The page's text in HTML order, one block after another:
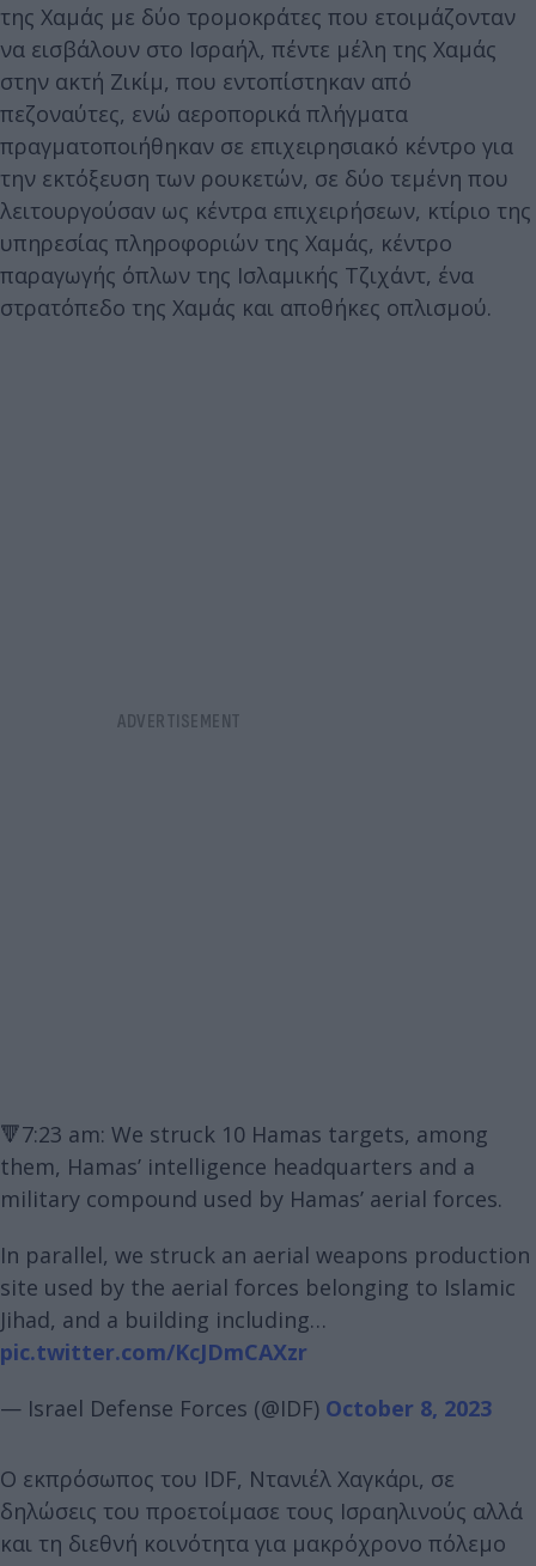
της Χαμάς με δύο τρομοκράτες που ετοιμάζονταν
να εισβάλουν στο Ισραήλ, πέντε μέλη της Χαμάς
στην ακτή Ζικίμ, που εντοπίστηκαν από
πεζοναύτες, ενώ αεροπορικά πλήγματα
πραγματοποιήθηκαν σε επιχειρησιακό κέντρο για
την εκτόξευση των ρουκετών, σε δύο τεμένη που
λειτουργούσαν ως κέντρα επιχειρήσεων, κτίριο της
υπηρεσίας πληροφοριών της Χαμάς, κέντρο
παραγωγής όπλων της Ισλαμικής Τζιχάντ, ένα
στρατόπεδο της Χαμάς και αποθήκες οπλισμού.
🔻7:23 am: We struck 10 Hamas targets, among
them, Hamas’ intelligence headquarters and a
military compound used by Hamas’ aerial forces.
In parallel, we struck an aerial weapons production
site used by the aerial forces belonging to Islamic
Jihad, and a building including…
pic.twitter.com/KcJDmCAXzr
— Israel Defense Forces (@IDF) October 8, 2023
Ο εκπρόσωπος του IDF, Ντανιέλ Χαγκάρι, σε
δηλώσεις του προετοίμασε τους Ισραηλινούς αλλά
και τη διεθνή κοινότητα για μακρόχρονο πόλεμο